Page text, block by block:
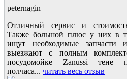
peternagin
Отличный сервис и
Также большой плюс у них в
ищут необходимые запчасти
выезжают с полным
посудомойке Zanussi тене
полчаса... читать весь отзыв